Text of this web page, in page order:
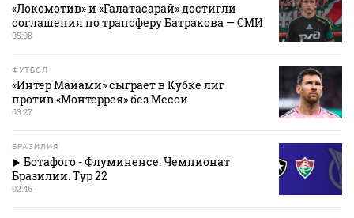
«Локомотив» и «Галатасарай» достигли
соглашения по трансферу Батракова — СМИ
05:08
ФУТБОЛ
«Интер Майами» сыграет в Кубке лиг
против «Монтеррея» без Месси
03:27
БРАЗИЛИЯ
Ботафого - Флуминенсе. Чемпионат
Бразилии. Тур 22
02:46